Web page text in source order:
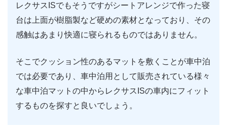
レクサスISでもそうですがシートアレンジで作った寝
台は上面が樹脂製など硬めの素材となっており、その
感触はあまり快適に寝られるものではありません。
そこでクッション性のあるマットを敷くことが車中泊
では必要であり、車中泊用として販売されている様々
な車中泊マットの中からレクサスISの車内にフィット
するものを探すと良いでしょう。